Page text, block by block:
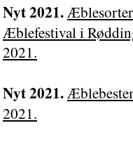
Nyt 2021.Æblesorter
Æblefestival i
2021.
Nyt 2021.
2021.